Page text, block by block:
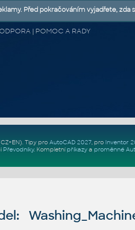
| POMOC A RADY
. Tipy pro AutoCAD 2027, pro Inventor
Převodníky. Kompletní příkazya proměnné
Před pokračováním vyjadřete, zda